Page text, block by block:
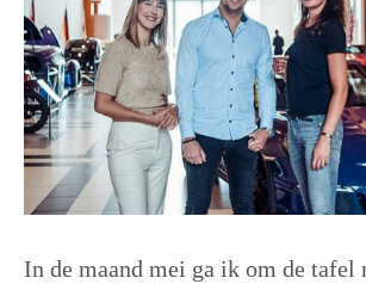
In de maand mei ga ik om de tafel